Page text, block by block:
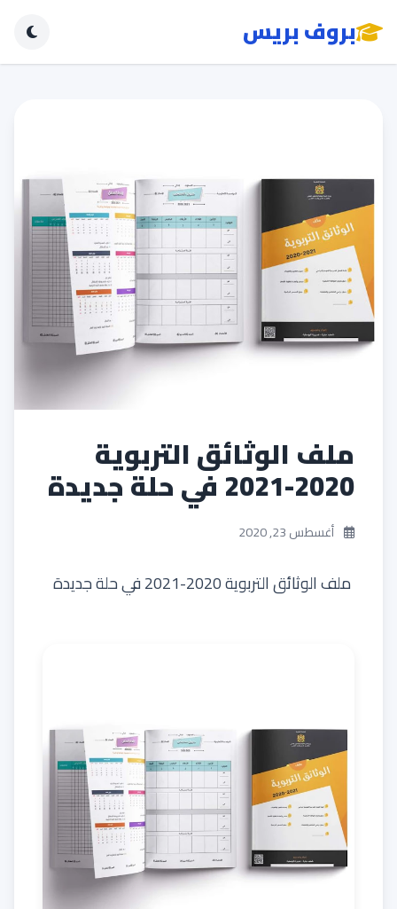
بروف بريس
ملف الوثائق التربوية
2020-2021 في حلة جديدة
أغسطس 23, 2020
ملف الوثائق التربوية 2020-2021 في حلة جديدة